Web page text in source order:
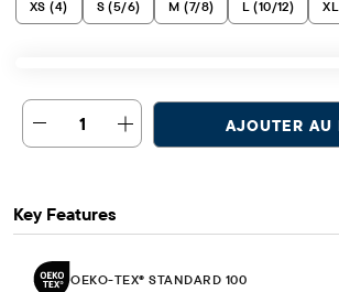
XS (4) S (5/6) M (7/8) L (10/12)
1 AJOUTER AU
Key Features
OEKO-TEX® STANDARD 100